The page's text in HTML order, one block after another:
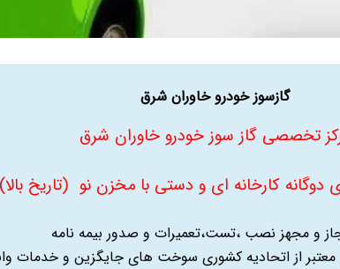
گازسوز خودرو خاوران شرق
تخصصی گاز سوز خودرو خاوران شرق
کارخانه ای و دستی با مخزن نو (تاریخ
و مجهز نصب ،تست،تعمیرات و صدور بیمه نامه
معتبر از اتحادیه کشوری سوخت های جایگزین و خدمات